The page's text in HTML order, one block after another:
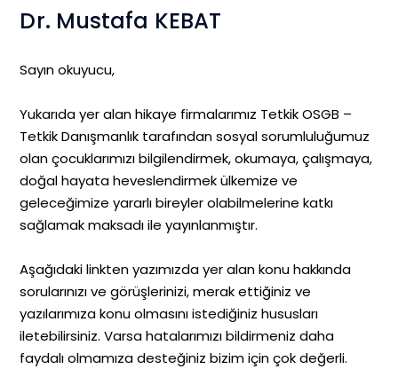
Dr. Mustafa KEBAT
Sayın okuyucu,
Yukarıda yer alan hikaye firmalarımız Tetkik OSGB –
Tetkik Danışmanlık tarafından sosyal sorumluluğumuz
olan çocuklarımızı bilgilendirmek, okumaya, çalışmaya,
doğal hayata heveslendirmek ülkemize ve
geleceğimize yararlı bireyler olabilmelerine katkı
sağlamak maksadı ile yayınlanmıştır.
Aşağıdaki linkten yazımızda yer alan konu hakkında
sorularınızı ve görüşlerinizi, merak ettiğiniz ve
yazılarımıza konu olmasını istediğiniz hususları
iletebilirsiniz. Varsa hatalarımızı bildirmeniz daha
faydalı olmamıza desteğiniz bizim için çok değerli.